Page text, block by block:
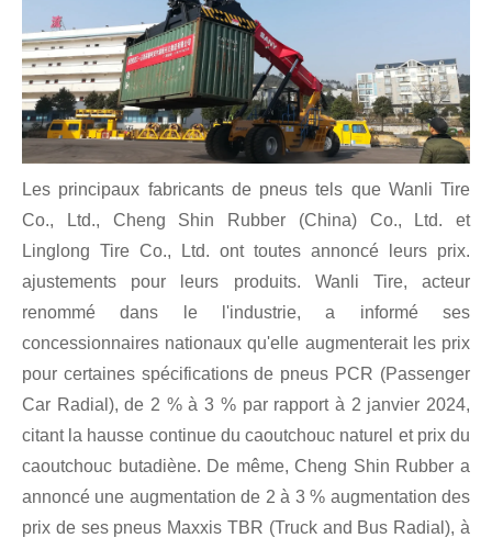
Les principaux fabricants de pneus tels que Wanli Tire
Co., Ltd., Cheng Shin Rubber (China) Co., Ltd. et
Linglong Tire Co., Ltd. ont toutes annoncé leurs prix.
ajustements pour leurs produits. Wanli Tire, acteur
renommé dans le l'industrie, a informé ses
concessionnaires nationaux qu'elle augmenterait les prix
pour certaines spécifications de pneus PCR (Passenger
Car Radial), de 2 % à 3 % par rapport à 2 janvier 2024,
citant la hausse continue du caoutchouc naturel et prix du
caoutchouc butadiène. De même, Cheng Shin Rubber a
annoncé une augmentation de 2 à 3 % augmentation des
prix de ses pneus Maxxis TBR (Truck and Bus Radial), à